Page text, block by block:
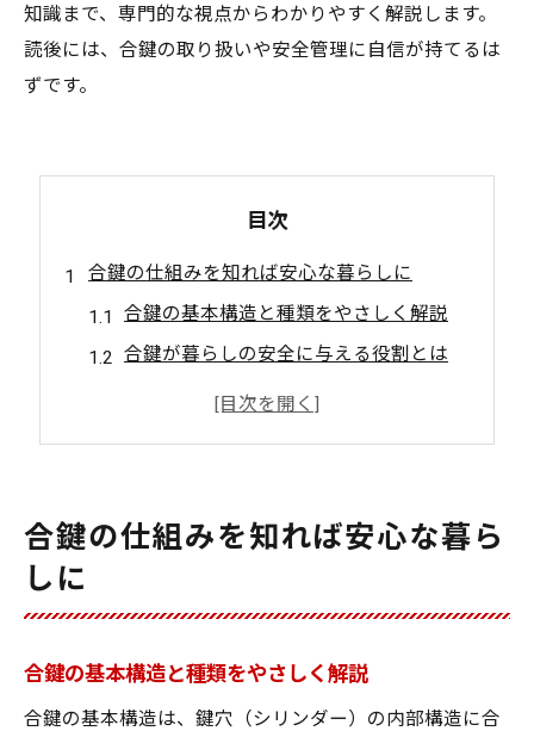
知識まで、専門的な視点からわかりやすく解説します。
読後には、合鍵の取り扱いや安全管理に自信が持てるは
ずです。
目次
合鍵の仕組みを知れば安心な暮らしに
合鍵の基本構造と種類をやさしく解説
合鍵が暮らしの安全に与える役割とは
最新技術が採用された合鍵の特徴
合鍵の仕組みを理解する重要な理由
奈良県大和郡山市で合鍵を用意するポイント
合鍵の注文前に確認すべき注意点とは
合鍵を作る際の地域密着サービス活用法
合鍵の仕組みを知れば安心な暮ら
しに
合鍵の基本構造と種類をやさしく解説
合鍵の基本構造は、鍵穴（シリンダー）の内部構造に合